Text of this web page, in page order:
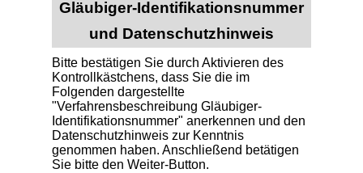
Gläubiger-Identifikationsnummer
und Datenschutzhinweis
Bitte bestätigen Sie durch Aktivieren des
Kontrollkästchens, dass Sie die im
Folgenden dargestellte
"Verfahrensbeschreibung Gläubiger-
Identifikationsnummer" anerkennen und den
Datenschutzhinweis zur Kenntnis
genommen haben. Anschließend betätigen
Sie bitte den Weiter-Button.